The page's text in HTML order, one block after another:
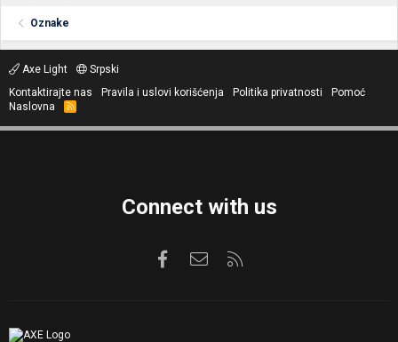
Oznake
Axe Light
Srpski
Kontaktirajte nas
Pravila i uslovi korišćenja Politika privatnosti
Pomoć
Naslovna
R
S
Connect with us
FacebookKontaktirajte nas